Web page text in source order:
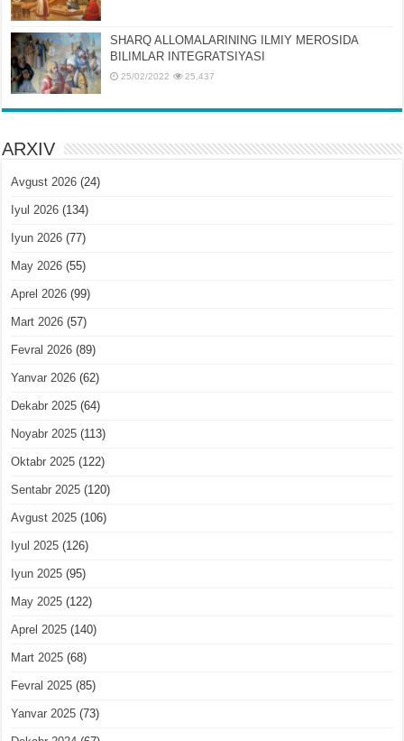
SHARQ ALLOMALARINING ILMIY MЕROSIDA
BILIMLAR INTЕGRATSIYASI
25/02/2022 25,437
ARXIV
Avgust 2026 (24)
Iyul 2026 (134)
Iyun 2026 (77)
May 2026 (55)
Aprel 2026 (99)
Mart 2026 (57)
Fevral 2026 (89)
Yanvar 2026 (62)
Dekabr 2025 (64)
Noyabr 2025 (113)
Oktabr 2025 (122)
Sentabr 2025 (120)
Avgust 2025 (106)
Iyul 2025 (126)
Iyun 2025 (95)
May 2025 (122)
Aprel 2025 (140)
Mart 2025 (68)
Fevral 2025 (85)
Yanvar 2025 (73)